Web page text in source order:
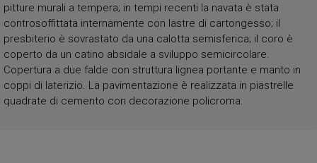
pitture murali a tempera; in tempi recenti la navata è stata
controsoffittata internamente con lastre di cartongesso; il
presbiterio è sovrastato da una calotta semisferica; il coro è
coperto da un catino absidale a sviluppo semicircolare.
Copertura a due falde con struttura lignea portante e manto in
coppi di laterizio. La pavimentazione è realizzata in piastrelle
quadrate di cemento con decorazione policroma.